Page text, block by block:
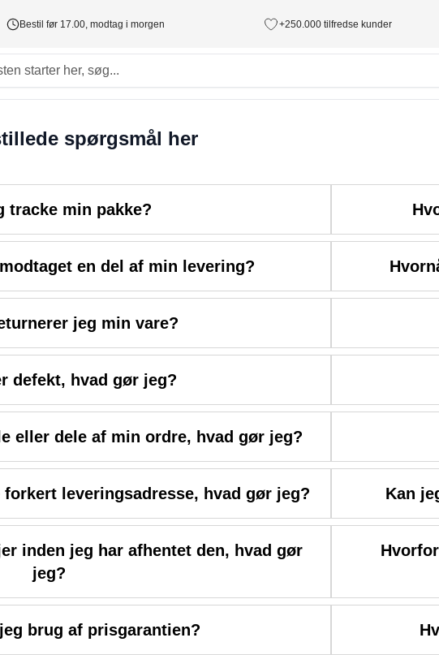
Bestil før 17.00, modtag i morgen +250.000 tilfredse kunder
spørgsmål her
tracke min pakke?
en del af min levering?
jeg min vare?
defekt, hvad gør jeg?
eller dele af min ordre, hvad gør jeg?
leveringsadresse, hvad gør jeg?
inden jeg har afhentet den, hvad gør
jeg?
brug af prisgarantien?
Kan